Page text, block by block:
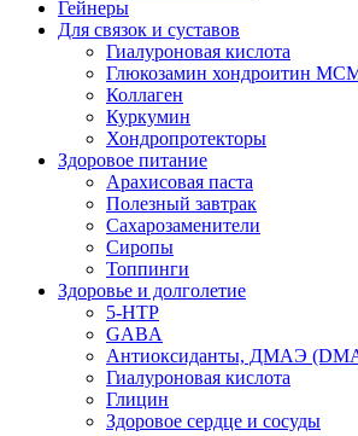
Гейнеры
Для связок и суставов
Гиалуроновая кислота
Глюкозамин хондроитин
Коллаген
Куркумин
Хондропротекторы
Здоровое питание
Арахисовая паста
Полезный завтрак
Сахарозаменители
Сиропы
Топпинги
Здоровье и долголетие
5-HTP
GABA
Антиоксиданты, ДМАЭ
Гиалуроновая кислота
Глицин
Здоровое сердце и сосуды